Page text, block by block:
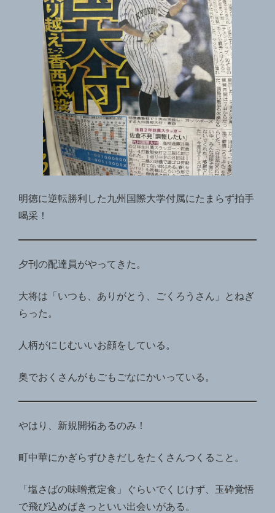
明徳に逆転勝利した九州国際大学付属にたまらず拍手
喝采！
夕刊の配達員がやってきた。
大将は「いつも、ありがとう、ごくろうさん」とねぎ
らった。
人柄がにじむいいお顔をしている。
奥でおくさんがもごもごなにかいっている。
やはり、新規開拓あるのみ！
町中華にかぎらずひきだしをたくさんつくること。
「塩さばの味噌煮定食」ぐらいでくじけず、玉砕覚悟
で飛び込めばきっといい出会いがある。